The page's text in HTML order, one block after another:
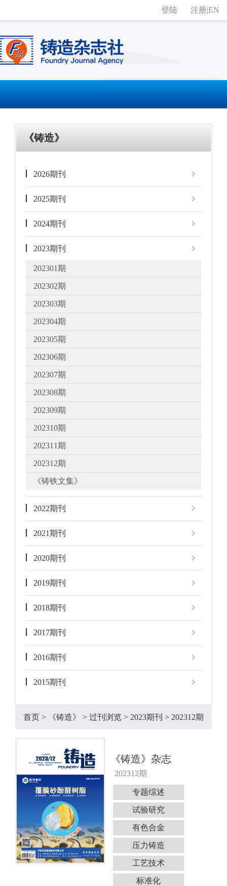
登陆 注册|EN
《铸造》
2026期刊
2025期刊
2024期刊
2023期刊
202301期
202302期
202303期
202304期
202305期
202306期
202307期
202308期
202309期
202310期
202311期
202312期
《铸铁文集》
2022期刊
2021期刊
2020期刊
2019期刊
2018期刊
2017期刊
2016期刊
2015期刊
首页 > 《铸造》 > 过刊浏览 > 2023期刊 > 202312期
《铸造》杂志
202312期
专题综述
试验研究
有色合金
压力铸造
工艺技术
标准化